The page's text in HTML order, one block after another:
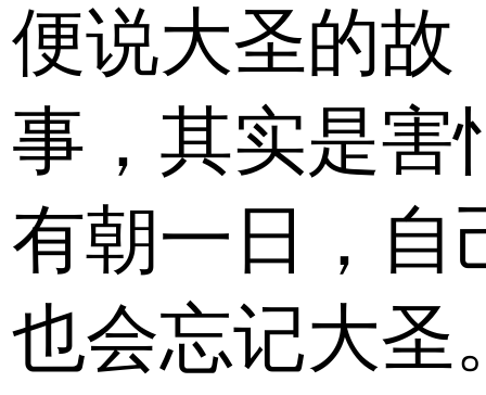
便说大圣的故
事，其实是害
有朝一日，自
也会忘记大圣